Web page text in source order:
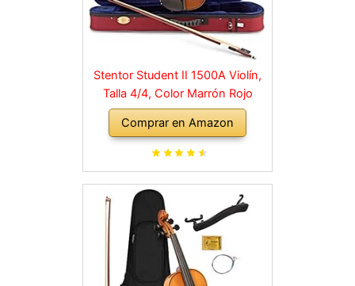
Stentor Student II 1500A Violín,
Talla 4/4, Color Marrón Rojo
Comprar en Amazon